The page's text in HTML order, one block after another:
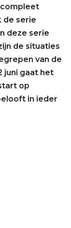
de serie
deze serie
de situaties
van de
juni gaat het
op
in ieder